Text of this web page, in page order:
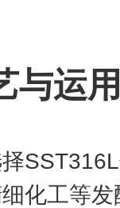
与运
化工等